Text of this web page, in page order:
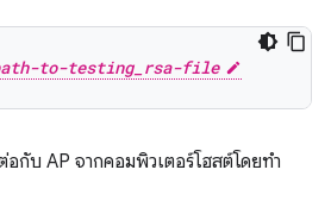
to-testing_rsa-file
อกับ AP จากคอมพิวเตอร์โฮสต์โดยทำ